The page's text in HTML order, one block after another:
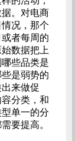
。对电商
况，那个
者每周的
数据把上
些品类是
是弱势的
来做促
分类，和
单一的分
要提高。